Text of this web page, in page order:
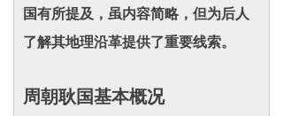
国有所提及，虽内容简略，但为后人
了解其地理沿革提供了重要线索。
周朝耿国基本概况